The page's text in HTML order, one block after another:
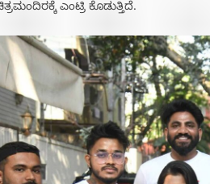
ಎಂಟ್ರಿ ಕೊಡುತ್ತಿದೆ.